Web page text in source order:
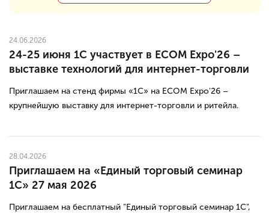
24.06.2026
24-25 июня 1С участвует в ECOM Expo'26 –
выставке технологий для интернет-торговли
Приглашаем на стенд фирмы «1С» на ECOM Expo'26 –
крупнейшую выставку для интернет-торговли и ритейла.
28.04.2026
Приглашаем на «Единый торговый семинар
1С» 27 мая 2026
Приглашаем на бесплатный "Единый торговый семинар 1С",